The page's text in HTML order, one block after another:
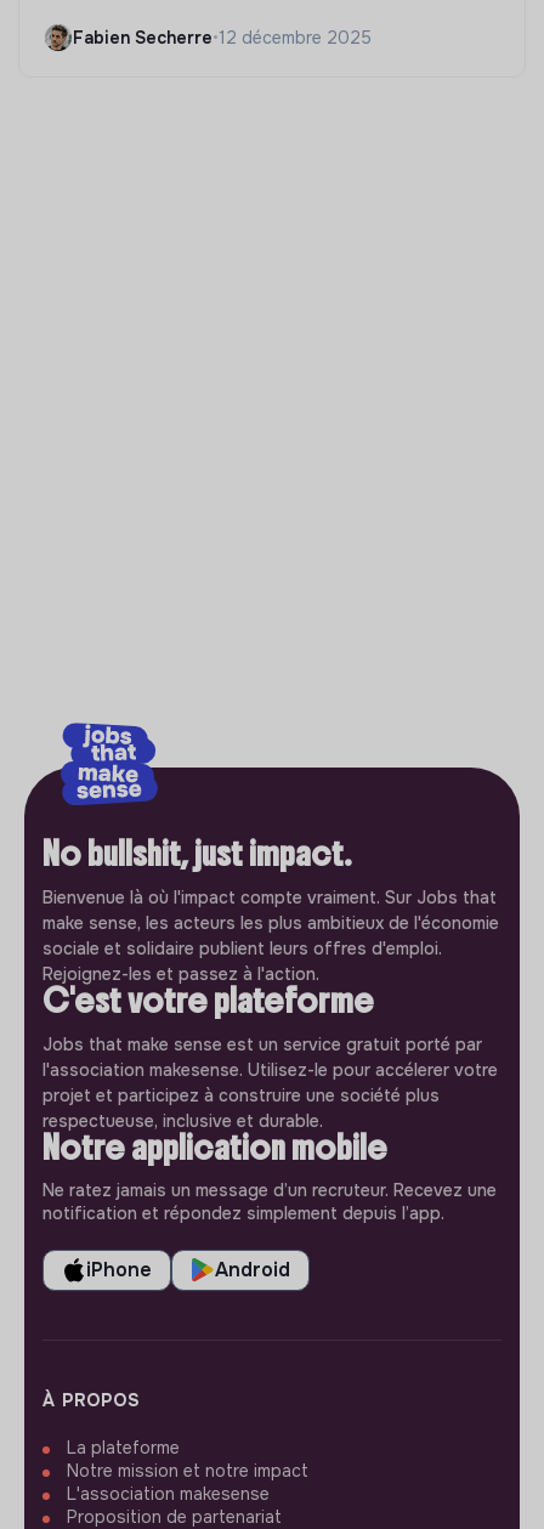
Fabien Secherre•12 décembre 2025
No bullshit, just impact.
Bienvenue là où l'impact compte vraiment. Sur Jobs that
make sense, les acteurs les plus ambitieux de l'économie
sociale et solidaire publient leurs offres d'emploi.
Rejoignez-les et passez à l'action.
C'est votre plateforme
Jobs that make sense est un service gratuit porté par
l'association makesense. Utilisez-le pour accélerer votre
projet et participez à construire une société plus
respectueuse, inclusive et durable.
Notre application mobile
Ne ratez jamais un message d’un recruteur. Recevez une
notification et répondez simplement depuis l’app.
iPhone Android
À PROPOS
La plateforme
Notre mission et notre impact
L'association makesense
Proposition de partenariat